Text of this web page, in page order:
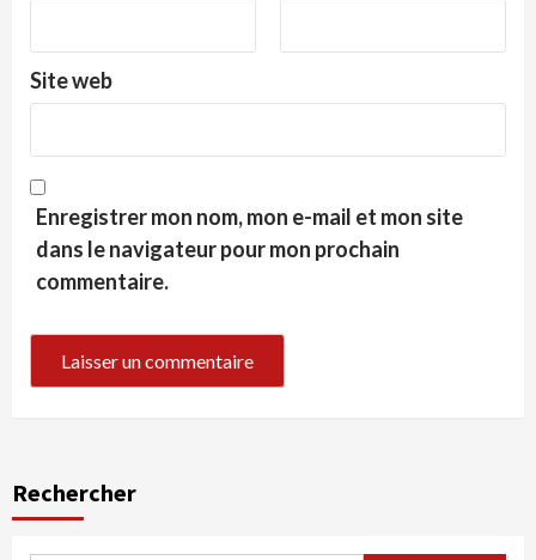
Site web
Enregistrer mon nom, mon e-mail et mon site
dans le navigateur pour mon prochain
commentaire.
Rechercher